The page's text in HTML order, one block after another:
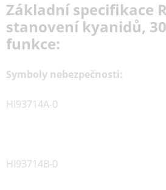
Základní specifikace
stanovení kyanidů,
funkce:
Symboly nebezpečnosti:
HI93714A-0
HI93714B-0